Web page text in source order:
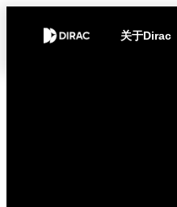
关于Dirac